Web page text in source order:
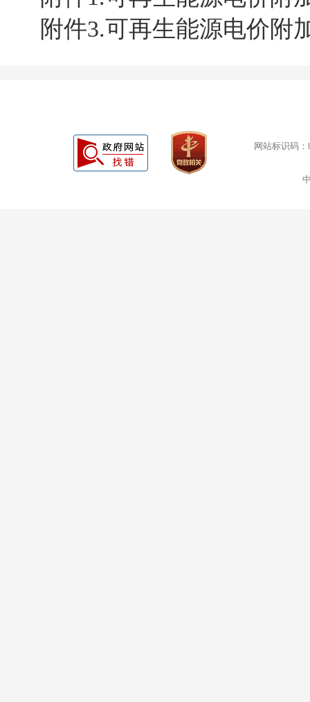
附件3.可再生能源电价附
网站标识码